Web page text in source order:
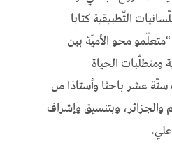
التّطبيقية كتابا
محو الأميّة بين
ومتطلّبات الحياة
ستّة عشر باحثا وأستاذا من
وبتنسيق وإشراف
.